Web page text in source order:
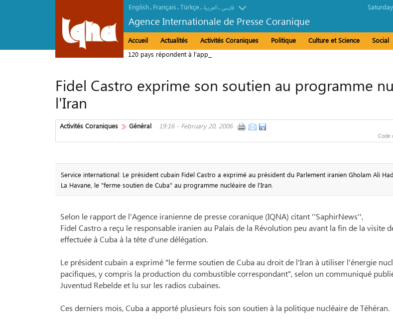
English. Français.Türkçe. العربیة.فارسی
Agence Internationale de Presse Coranique
Accueil Actualités Activités Coraniques Politique Culture et Science Social
120 pays répondent à l’appel du Prix international du Coran de Dubaï
Fidel Castro exprime son soutien au programme
l'Iran
Activités Coraniques Général 19:16 - February 20, 2006
Code
Service international: Le président cubain Fidel Castro a exprimé au président du Parlement iranien Gholam Ali
La Havane, le "ferme soutien de Cuba" au programme nucléaire de l'Iran.
Selon le rapport de l'Agence iranienne de presse coranique (IQNA) citant ''SaphirNews'',
Fidel Castro a reçu le responsable iranien au Palais de la Révolution peu avant la fin de la visite
effectuée à Cuba à la tête d'une délégation.
Le président cubain a exprimé "le ferme soutien de Cuba au droit de l'Iran à utiliser l'énergie
pacifiques, y compris la production du combustible correspondant", selon un communiqué
Juventud Rebelde et lu sur les radios cubaines.
Ces derniers mois, Cuba a apporté plusieurs fois son soutien à la politique nucléaire de Téhéran.